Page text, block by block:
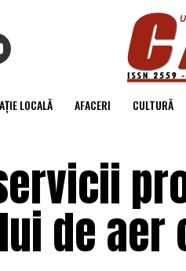
LOCALĂ AFACERI CULTURĂ
de